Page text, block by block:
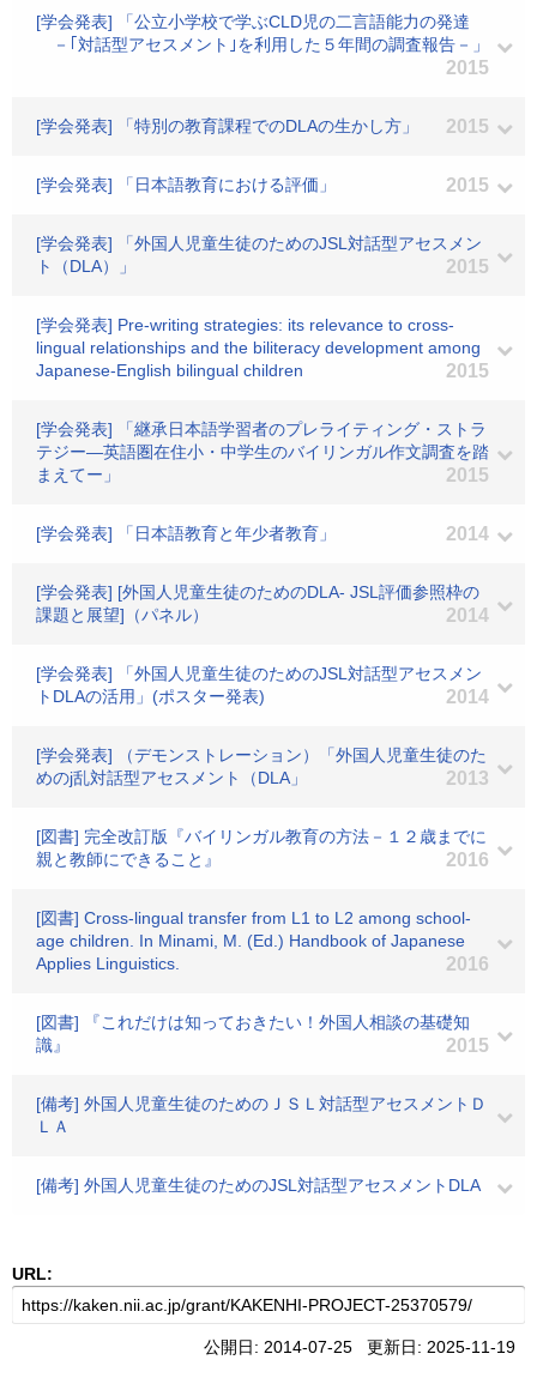
[学会発表] 「公立小学校で学ぶCLD児の二言語能力の発達
－｢対話型アセスメント｣を利用した５年間の調査報告－」
2015
[学会発表] 「特別の教育課程でのDLAの生かし方」 2015
[学会発表] 「日本語教育における評価」 2015
[学会発表] 「外国人児童生徒のためのJSL対話型アセスメン
ト（DLA）」
2015
[学会発表] Pre-writing strategies: its relevance to cross-
lingual relationships and the biliteracy development among
Japanese-English bilingual children
2015
[学会発表] 「継承日本語学習者のプレライティング・ストラ
テジー―英語圏在住小・中学生のバイリンガル作文調査を踏
まえてー」
2015
[学会発表] 「日本語教育と年少者教育」 2014
[学会発表] [外国人児童生徒のためのDLA- JSL評価参照枠の
課題と展望]（パネル）
2014
[学会発表] 「外国人児童生徒のためのJSL対話型アセスメン
トDLAの活用」(ポスター発表)
2014
[学会発表] （デモンストレーション）「外国人児童生徒のた
めのj乱対話型アセスメント（DLA」
2013
[図書] 完全改訂版『バイリンガル教育の方法－１２歳までに
親と教師にできること』
2016
[図書] Cross-lingual transfer from L1 to L2 among school-
age children. In Minami, M. (Ed.) Handbook of Japanese
Applies Linguistics.
2016
[図書] 『これだけは知っておきたい！外国人相談の基礎知
識』
2015
[備考] 外国人児童生徒のためのＪＳＬ対話型アセスメントＤ
ＬＡ
[備考] 外国人児童生徒のためのJSL対話型アセスメントDLA
URL:
公開日: 2014-07-25 更新日: 2025-11-19